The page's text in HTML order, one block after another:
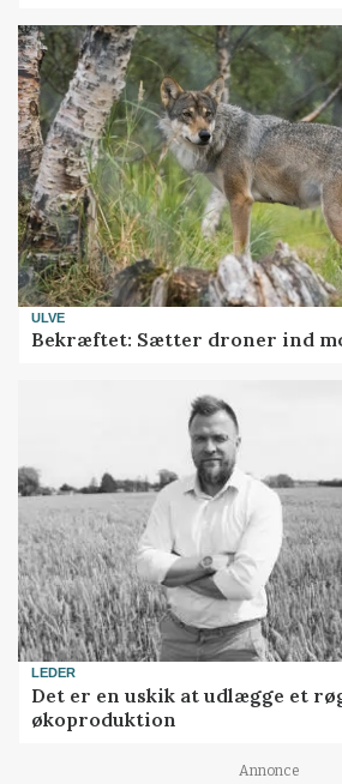
ULVE
Bekræftet: Sætter droner ind
LEDER
Det er en uskik at udlægge et
økoproduktion
Annonce